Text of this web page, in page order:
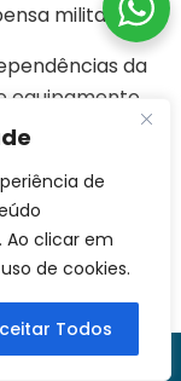
de
Ao clicar em
de cookies.
Todos
militar);
da
equipamento
fazer a
ou lavar
higienizar
da